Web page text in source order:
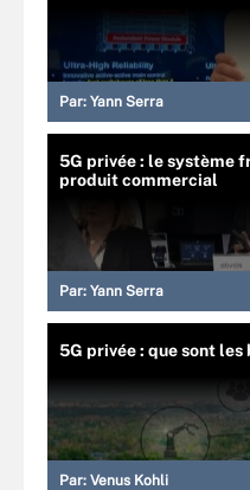
Par: Yann Serra
5G privée : le système
produit commercial
Par: Yann Serra
5G privée : que sont les
Par: Venus Kohli